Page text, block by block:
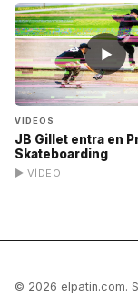
▶
VÍDEOS
JB Gillet entra en
Skateboarding
▶ VÍDEO
© 2026 elpatin.com.